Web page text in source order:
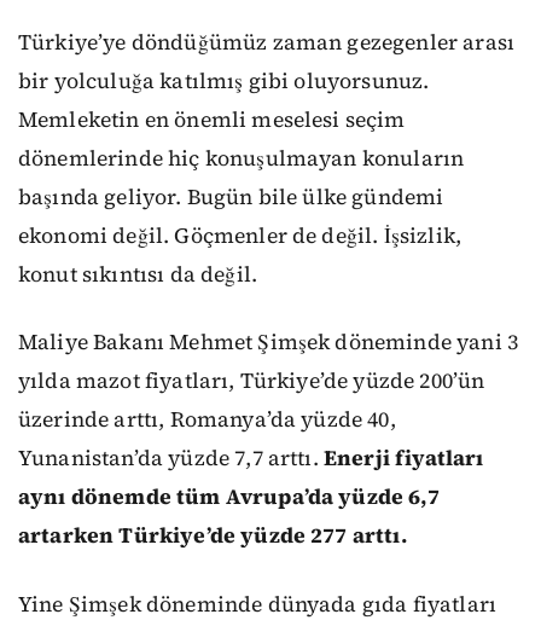
Türkiye’ye döndüğümüz zaman gezegenler arası
bir yolculuğa katılmış gibi oluyorsunuz.
Memleketin en önemli meselesi seçim
dönemlerinde hiç konuşulmayan konuların
başında geliyor. Bugün bile ülke gündemi
ekonomi değil. Göçmenler de değil. İşsizlik,
konut sıkıntısı da değil.
Maliye Bakanı Mehmet Şimşek döneminde yani 3
yılda mazot fiyatları, Türkiye’de yüzde 200’ün
üzerinde arttı, Romanya’da yüzde 40,
Yunanistan’da yüzde 7,7 arttı. Enerji fiyatları
aynı dönemde tüm Avrupa’da yüzde 6,7
artarken Türkiye’de yüzde 277 arttı.
Yine Şimşek döneminde dünyada gıda fiyatları